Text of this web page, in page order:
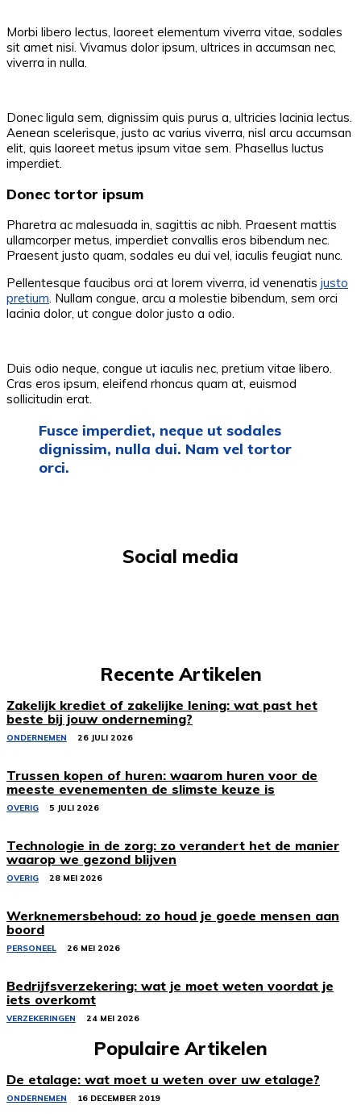
Morbi libero lectus, laoreet elementum viverra vitae, sodales
sit amet nisi. Vivamus dolor ipsum, ultrices in accumsan nec,
viverra in nulla.
Donec ligula sem, dignissim quis purus a, ultricies lacinia lectus.
Aenean scelerisque, justo ac varius viverra, nisl arcu accumsan
elit, quis laoreet metus ipsum vitae sem. Phasellus luctus
imperdiet.
Donec tortor ipsum
Pharetra ac malesuada in, sagittis ac nibh. Praesent mattis
ullamcorper metus, imperdiet convallis eros bibendum nec.
Praesent justo quam, sodales eu dui vel, iaculis feugiat nunc.
Pellentesque faucibus orci at lorem viverra, id venenatis justo
pretium . Nullam congue, arcu a molestie bibendum, sem orci
lacinia dolor, ut congue dolor justo a odio.
Duis odio neque, congue ut iaculis nec, pretium vitae libero.
Cras eros ipsum, eleifend rhoncus quam at, euismod
sollicitudin erat.
Fusce imperdiet, neque ut sodales
dignissim, nulla dui. Nam vel tortor
orci.
Social media
Recente Artikelen
Zakelijk krediet of zakelijke lening: wat past het
beste bij jouw onderneming?
ONDERNEMEN 26 JULI 2026
Trussen kopen of huren: waarom huren voor de
meeste evenementen de slimste keuze is
OVERIG 5 JULI 2026
Technologie in de zorg: zo verandert het de manier
waarop we gezond blijven
OVERIG 28 MEI 2026
Werknemersbehoud: zo houd je goede mensen aan
boord
PERSONEEL 26 MEI 2026
Bedrijfsverzekering: wat je moet weten voordat je
iets overkomt
VERZEKERINGEN 24 MEI 2026
Populaire Artikelen
De etalage: wat moet u weten over uw etalage?
ONDERNEMEN 16 DECEMBER 2019